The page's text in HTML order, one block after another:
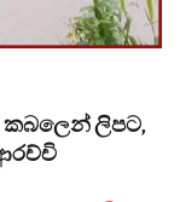
ලිපට,